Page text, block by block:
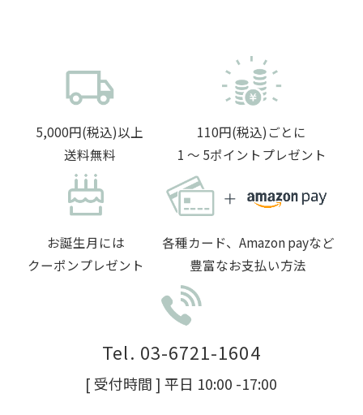
5,000円(税込)以上
送料無料
110円(税込)ごとに
1 〜 5ポイントプレゼント
お誕生月には
クーポンプレゼント
各種カード、Amazon payなど
豊富なお支払い方法
Tel. 03-6721-1604
[ 受付時間 ] 平日 10:00 -17:00